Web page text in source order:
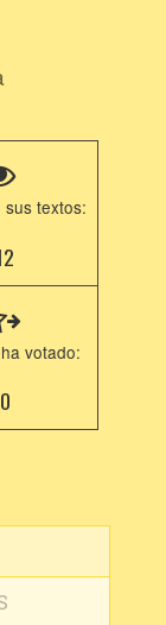
textos:
votado:
0